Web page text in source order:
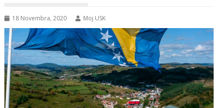
18 Novembra, 2020 Moj USK